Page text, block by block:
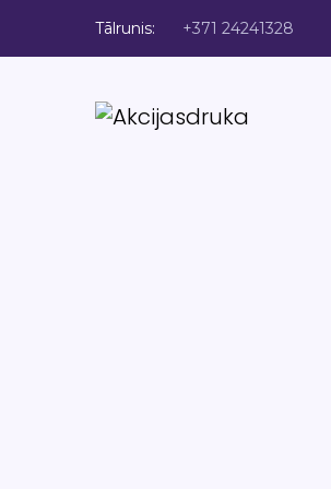
Tālrunis: +371 24241328